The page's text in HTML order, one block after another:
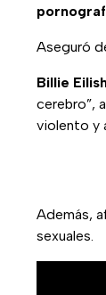
Aseguró
Billie
cerebro”,
violento y
Además,
sexuales.